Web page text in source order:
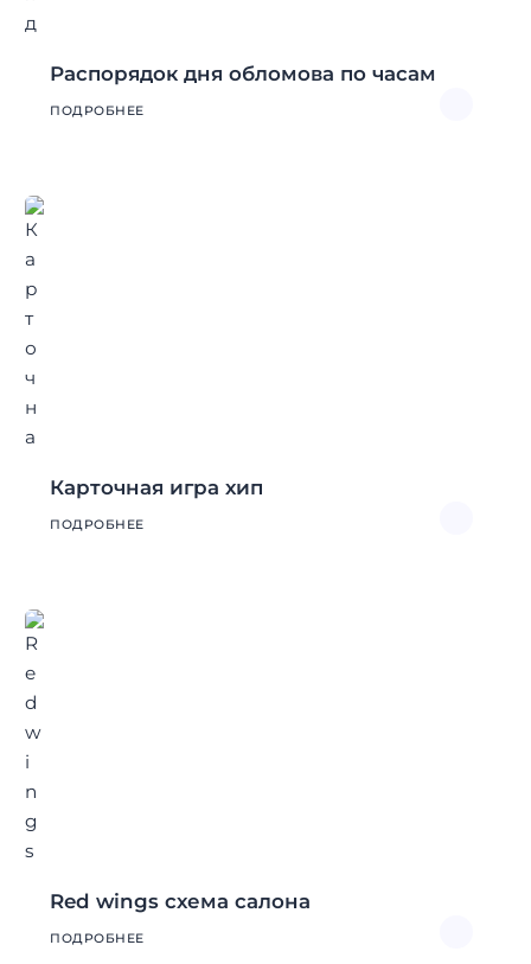
Распорядок дня обломова по часам
ПОДРОБНЕЕ
Карточная игра хип
ПОДРОБНЕЕ
Red wings схема салона
ПОДРОБНЕЕ